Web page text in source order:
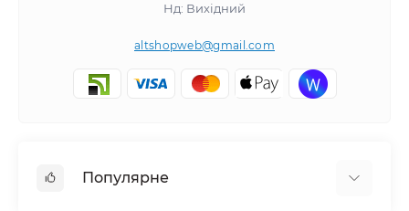
Нд: Вихідний
altshopweb@gmail.com
Популярне